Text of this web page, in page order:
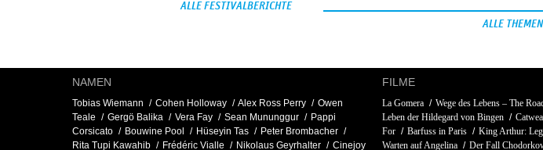
ALLE FESTIVALBERICHTE
ALLE THEMEN
NAMEN
Tobias Wiemann Cohen Holloway Alex Ross Perry
Owen
Teale
Gergö Balika Vera Fay Sean Mununggur
Pappi
Corsicato
Bouwine Pool Hüseyin Tas
Peter Brombacher
Rita Tupi Kawahib
Frédéric Vialle Nikolaus Geyrhalter Cinejoy
FILME
La Gomera Wege des Lebens – The
Leben der Hildegard von Bingen
For
Barfuss in Paris King Arthur:
Warten auf Angelina
Der Fall